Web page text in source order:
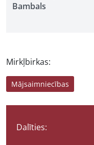
Bambals
Mirkļbirkas:
Mājsaimniecības
Dalīties: